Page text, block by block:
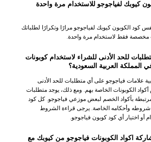
كيوبك لفياجوجو للاستخدام مرة واحدة
كود الكوبون كيوبك لفياجوجو مرارًا وتكرارًا لطلباتك
مخصصة فقط لاستخدام مرة واحدة.
للحد الأدنى للشراء لاستخدام كوبونات
المملكة العربية السعودية؟
علامات فياجوجو على أي متطلبات للحد الأدنى
الكوبونات الخاصة بهم. ومع ذلك، يوجد متطلبات
مرتبطة بأكواد الخصم لبعض موزعي فياجوجو. كل كود
شروطه وأحكامه الخاصة. يرجى قراءة الشروط
أو اختيار أي كود كوبون فياجوجو.
اكواد الكوبونات فياجوجو من كيوبك مع